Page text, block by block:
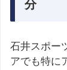
分
石井スポー
アでも特に